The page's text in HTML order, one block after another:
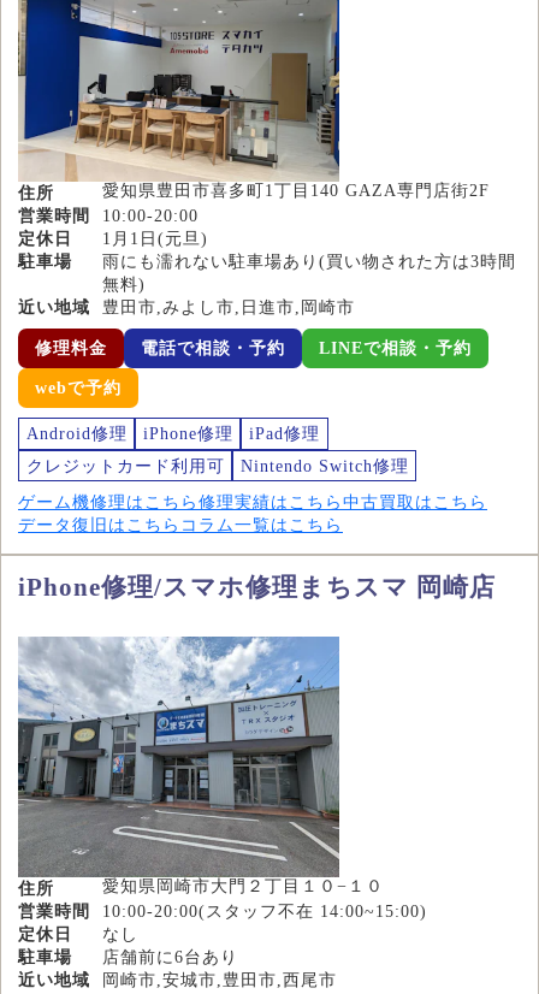
住所
愛知県豊田市喜多町1丁目140 GAZA専門店街2F
営業時間
10:00-20:00
定休日
1月1日(元旦)
駐車場
雨にも濡れない駐車場あり(買い物された方は3時間
無料)
近い地域
豊田市,みよし市,日進市,岡崎市
修理料金 電話で相談・予約 LINEで相談・予約
webで予約
Android修理 iPhone修理
iPad修理
クレジットカード利用可
Nintendo Switch修理
ゲーム機修理はこちら 修理実績はこちら 中古買取はこちら
データ復旧はこちら コラム一覧はこちら
iPhone修理/スマホ修理まちスマ 岡崎店
住所
愛知県岡崎市大門２丁目１０−１０
営業時間
10:00-20:00(スタッフ不在 14:00~15:00)
定休日
なし
駐車場
店舗前に6台あり
近い地域
岡崎市,安城市,豊田市,西尾市